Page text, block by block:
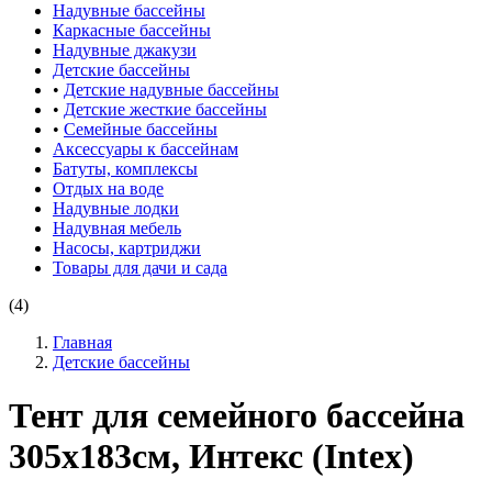
Надувные бассейны
Каркасные бассейны
Надувные джакузи
Детские бассейны
• Детские надувные бассейны
• Детские жесткие бассейны
• Семейные бассейны
Аксессуары к бассейнам
Батуты, комплексы
Отдых на воде
Надувные лодки
Надувная мебель
Насосы, картриджи
Товары для дачи и сада
(4)
Главная
Детские бассейны
Тент для семейного бассейна
305х183см, Интекс (Intex)